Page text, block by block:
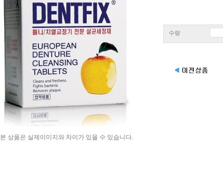
본 상품은 실제이미지와 차이가 있을 수 있습니다.
수량